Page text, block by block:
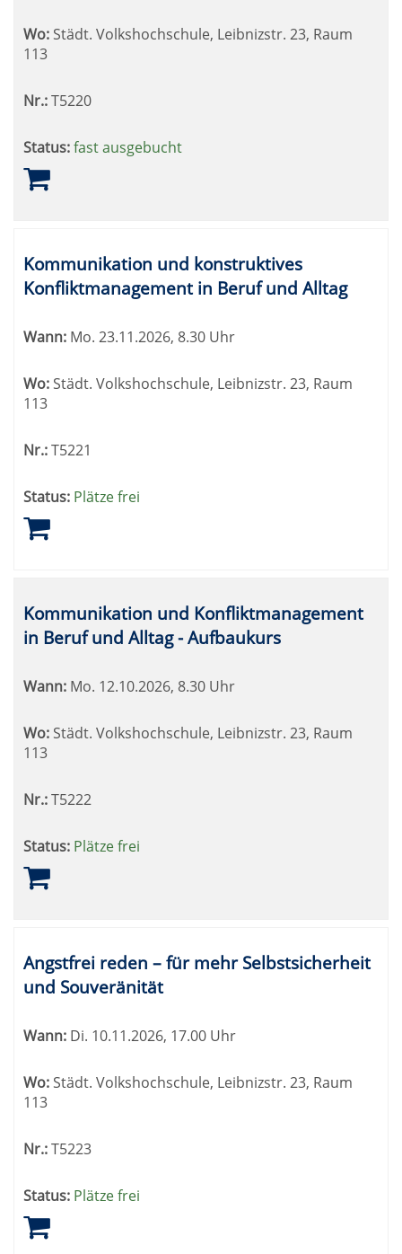
Wo: Städt. Volkshochschule, Leibnizstr. 23, Raum
113
Nr.:T5220
Status:fast ausgebucht
Kommunikation und konstruktives
Konfliktmanagement in Beruf und Alltag
Wann: Mo. 23.11.2026, 8.30 Uhr
Wo:Städt. Volkshochschule, Leibnizstr. 23, Raum
113
Nr.:T5221
Status: Plätze frei
Kommunikation und Konfliktmanagement
in Beruf und Alltag - Aufbaukurs
Wann: Mo. 12.10.2026, 8.30 Uhr
Wo: Städt. Volkshochschule, Leibnizstr. 23, Raum
113
Nr.:T5222
Status: Plätze frei
Angstfrei reden – für mehr Selbstsicherheit
und Souveränität
Wann: Di. 10.11.2026, 17.00 Uhr
Wo:Städt. Volkshochschule, Leibnizstr. 23, Raum
113
Nr.:T5223
Status: Plätze frei